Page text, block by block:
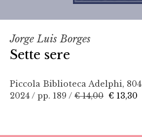
Jorge Luis Borges
Sette sere
Piccola Biblioteca Adelphi, 804
2024 / pp. 189 / € 14,00 € 13,30